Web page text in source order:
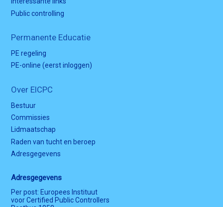
Public controlling
Permanente Educatie
PE regeling
PE-online (eerst inloggen)
Over EICPC
Bestuur
Commissies
Lidmaatschap
Raden van tucht en beroep
Adresgegevens
Adresgegevens
Per post: Europees Instituut
voor Certified Public Controllers